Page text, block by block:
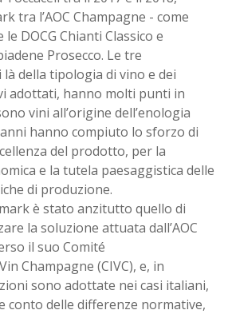
tra l’AOC Champagne - come
DOCG Chianti Classico e
Prosecco. Le tre
della tipologia di vino e dei
adottati, hanno molti punti in
vini all’origine dell’enologia
hanno compiuto lo sforzo di
del prodotto, per la
e la tutela paesaggistica delle
di produzione.
è stato anzitutto quello di
la soluzione attuata dall’AOC
il suo Comité
Champagne (CIVC), e, in
sono adottate nei casi italiani,
conto delle differenze normative,